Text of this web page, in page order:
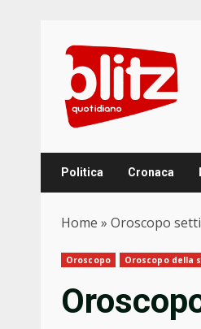
content
Politica Cronaca
Home » Oroscopo
Oroscopo Oroscopo della